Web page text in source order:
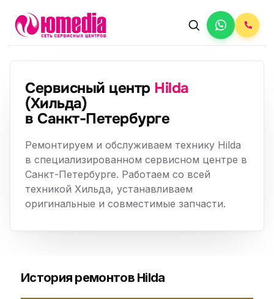
Сервисный центр Hilda
(Хильда)
в Санкт-Петербурге
Ремонтируем и обслуживаем технику Hilda
в специализированном сервисном центре в
Санкт-Петербурге. Работаем со всей
техникой Хильда, устанавливаем
оригинальные и совместимые запчасти.
История ремонтов Hilda